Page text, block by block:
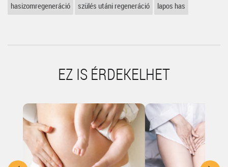
hasizomregeneráció
szülés utáni regeneráció lapos has
EZ IS ÉRDEKELHET